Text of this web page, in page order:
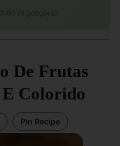
(4 porções)
De Frutas
Colorido
Pin Recipe